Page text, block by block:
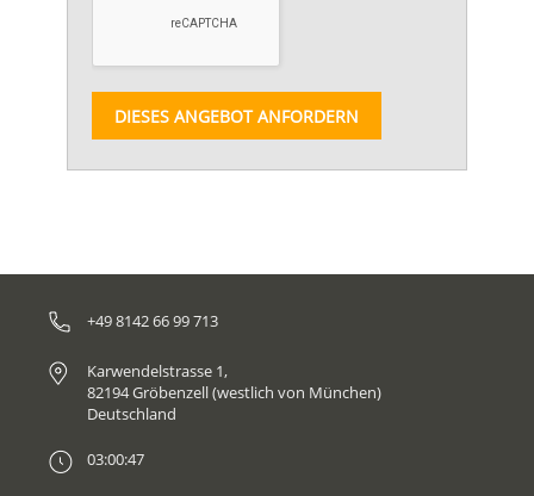
DIESES ANGEBOT ANFORDERN
+49 8142 66 99 713
Karwendelstrasse 1,
82194 Gröbenzell (westlich von München)
Deutschland
03:00:47